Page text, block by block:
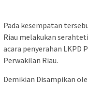
Pada kesempatan
Riau melakukan
acara penyerahan LKPD
Perwakilan Riau.
Demikian Disampikan